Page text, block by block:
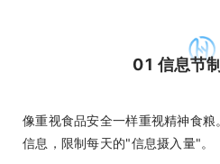
01 信息节
像重视食品安全一样重视精神食
信息，限制每天的"信息摄入量"。